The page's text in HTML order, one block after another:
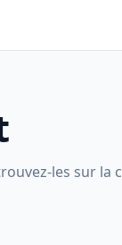
les sur la